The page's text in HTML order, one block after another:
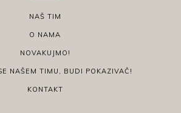
NAŠ TIM
O NAMA
NOVAKUJMO!
NAŠEM TIMU, BUDI POKAZIVAČ!
KONTAKT